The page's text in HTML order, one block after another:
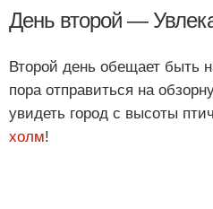
День второй —
Второй день обещает быть
пора отправиться на
увидеть город с высоты
холм!